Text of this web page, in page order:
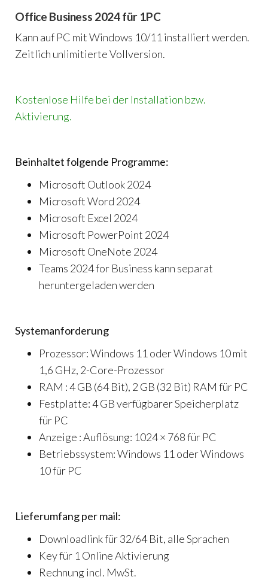
Office Business 2024 für 1PC
Kann auf PC mit Windows 10/11 installiert werden.
Zeitlich unlimitierte Vollversion.
Kostenlose Hilfe bei der Installation bzw.
Aktivierung.
Beinhaltet folgende Programme:
Microsoft Outlook 2024
Microsoft Word 2024
Microsoft Excel 2024
Microsoft PowerPoint 2024
Microsoft OneNote 2024
Teams 2024 for Business kann separat
heruntergeladen werden
Systemanforderung
Prozessor: Windows 11 oder Windows 10 mit
1,6 GHz, 2-Core-Prozessor
RAM : 4 GB (64 Bit), 2 GB (32 Bit) RAM für PC
Festplatte: 4 GB verfügbarer Speicherplatz
für PC
Anzeige : Auflösung: 1024 × 768 für PC
Betriebssystem: Windows 11 oder Windows
10 für PC
Lieferumfang per mail:
Downloadlink für 32/64 Bit, alle Sprachen
Key für 1 Online Aktivierung
Rechnung incl. MwSt.